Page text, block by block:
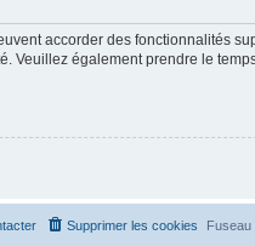
accorder des fonctionnalités
Veuillez également prendre le
Supprimer les cookies